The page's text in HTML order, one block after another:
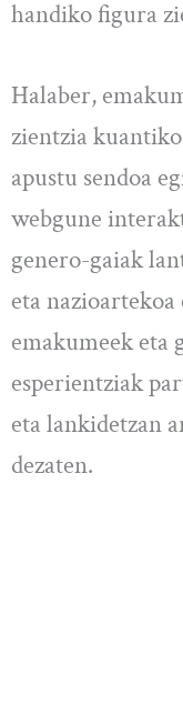
handiko figura
Halaber,
zientzia
apustu sendoa
webgune
genero-gaiak
eta
emakumeek eta
esperientziak
eta lankidetzan
dezaten.